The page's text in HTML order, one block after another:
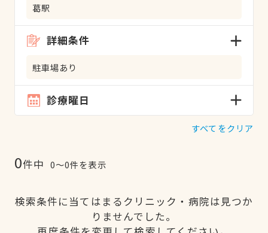
葛駅
詳細条件
駐車場あり
診療曜日
すべてをクリア
0件中 0〜0件を表示
検索条件に当てはまるクリニック・病院は見つか
りませんでした。